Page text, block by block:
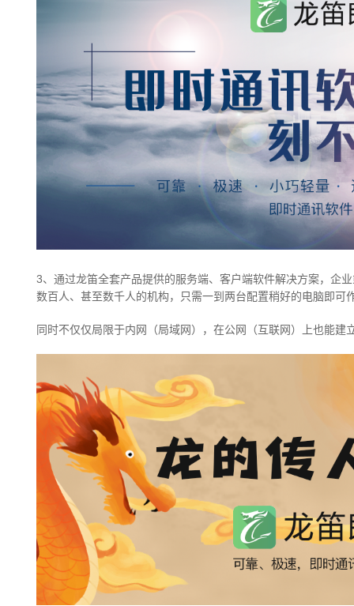
3、通过龙笛全套产品提供的服务端、客户端软件解决方案，企
数百人、甚至数千人的机构，只需一到两台配置稍好的电脑即可
同时不仅仅局限于内网（局域网），在公网（互联网）上也能建